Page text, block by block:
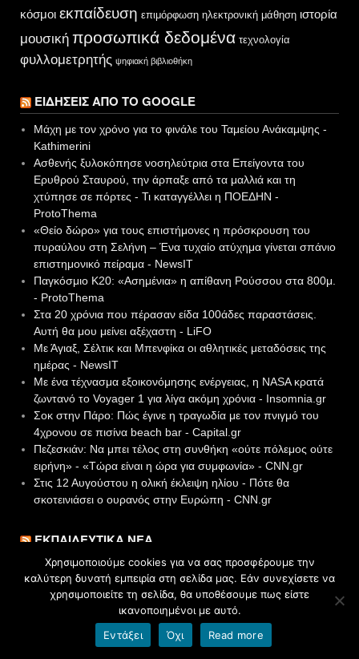
κόσμοι εκπαίδευση επιμόρφωση ηλεκτρονική μάθηση ιστορία
μουσική προσωπικά δεδομένα τεχνολογία
φυλλομετρητής ψηφιακή βιβλιοθήκη
ΕΙΔΉΣΕΙΣ ΑΠΌ ΤΟ GOOGLE
Μάχη με τον χρόνο για το φινάλε του Ταμείου Ανάκαμψης -
Kathimerini
Ασθενής ξυλοκόπησε νοσηλεύτρια στα Επείγοντα του
Ερυθρού Σταυρού, την άρπαξε από τα μαλλιά και τη
χτύπησε σε πόρτες - Τι καταγγέλλει η ΠΟΕΔΗΝ -
ProtoThema
«Θείο δώρο» για τους επιστήμονες η πρόσκρουση του
πυραύλου στη Σελήνη – Ένα τυχαίο ατύχημα γίνεται σπάνιο
επιστημονικό πείραμα - NewsIT
Παγκόσμιο Κ20: «Ασημένια» η απίθανη Ρούσσου στα 800μ.
- ProtoThema
Στα 20 χρόνια που πέρασαν είδα 100άδες παραστάσεις.
Αυτή θα μου μείνει αξέχαστη - LiFO
Με Άγιαξ, Σέλτικ και Μπενφίκα οι αθλητικές μεταδόσεις της
ημέρας - NewsIT
Με ένα τέχνασμα εξοικονόμησης ενέργειας, η NASA κρατά
ζωντανό το Voyager 1 για λίγα ακόμη χρόνια - Insomnia.gr
Σοκ στην Πάρο: Πώς έγινε η τραγωδία με τον πνιγμό του
4χρονου σε πισίνα beach bar - Capital.gr
Πεζεσκιάν: Να μπει τέλος στη συνθήκη «ούτε πόλεμος ούτε
ειρήνη» - «Τώρα είναι η ώρα για συμφωνία» - CNN.gr
Στις 12 Αυγούστου η ολική έκλειψη ηλίου - Πότε θα
σκοτεινιάσει ο ουρανός στην Ευρώπη - CNN.gr
ΕΚΠΑΙΔΕΥΤΙΚΆ ΝΈΑ
Σχεδόν €12 εκατ. για τη νέα Σχολή του ΤΕΠΑΚ στη Λάρνακα
– Επαναπροκηρύχθηκε ο διαγωνισμός - Ink.com
Πολλαπλό Βιβλίο: Παραίτηση μέλους από την Επιτροπή
ενδικοφανών προσφυγών - Fresh-education.gr
Εκπαιδευτικό κέντρο – Empire Education Centre - Cyprus
Χρησιμοποιούμε cookies για να σας προσφέρουμε την
καλύτερη δυνατή εμπειρία στη σελίδα μας. Εάν συνεχίσετε να
χρησιμοποιείτε τη σελίδα, θα υποθέσουμε πως είστε
ικανοποιημένοι με αυτό.
Εντάξει
Όχι Read more